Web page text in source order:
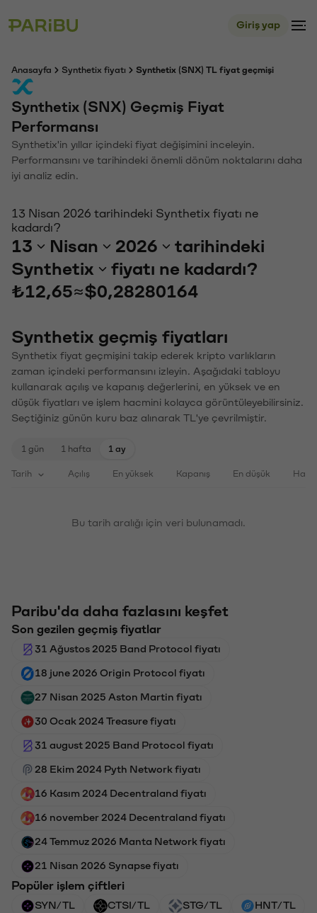
Giriş yap
Anasayfa Synthetix fiyatı Synthetix (SNX) TL fiyat geçmişi
Synthetix (SNX) Geçmiş Fiyat
Performansı
Synthetix'in yıllar içindeki fiyat değişimini inceleyin.
Performansını ve tarihindeki önemli dönüm noktalarını daha
iyi analiz edin.
13 Nisan 2026 tarihindeki Synthetix fiyatı ne
kadardı?
13 Nisan 2026
tarihindeki
Synthetix
fiyatı ne kadardı?
₺12,65≈$0,28280164
Synthetix geçmiş fiyatları
Synthetix fiyat geçmişini takip ederek kripto varlıkların
zaman içindeki performansını izleyin. Aşağıdaki tabloyu
kullanarak açılış ve kapanış değerlerini, en yüksek ve en
düşük fiyatları ve işlem hacmini kolayca görüntüleyebilirsiniz.
Seçtiğiniz günün kuru baz alınarak TL'ye çevrilmiştir.
1 gün 1 hafta 1 ay
Tarih Açılış En yüksek Kapanış En düşük
Bu tarih aralığı için veri bulunamadı.
Paribu'da daha fazlasını keşfet
Son gezilen geçmiş fiyatlar
31 Ağustos 2025 Band Protocol fiyatı
18 june 2026 Origin Protocol fiyatı
27 Nisan 2025 Aston Martin fiyatı
30 Ocak 2024 Treasure fiyatı
31 august 2025 Band Protocol fiyatı
28 Ekim 2024 Pyth Network fiyatı
16 Kasım 2024 Decentraland fiyatı
16 november 2024 Decentraland fiyatı
24 Temmuz 2026 Manta Network fiyatı
21 Nisan 2026 Synapse fiyatı
Popüler işlem çiftleri
SYN/TL CTSI/TL STG/TL HNT/TL